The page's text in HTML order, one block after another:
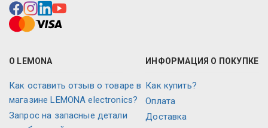
О LEMONA
Как оставить отзыв о товаре в
магазине LEMONA electronics?
Запрос на запасные детали
ИНФОРМАЦИЯ О ПОКУПКЕ
Как купить?
Оплата
Доставка